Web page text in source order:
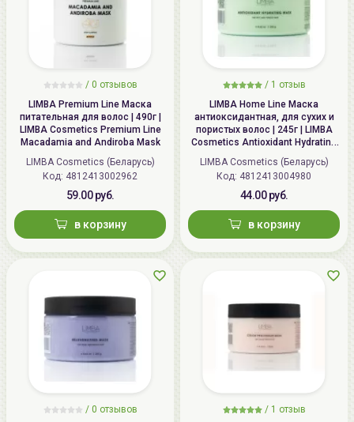
/ 0 отзывов
LIMBA Premium Line Маска
питательная для волос | 490г |
LIMBA Cosmetics Premium Line
Macadamia and Andiroba Mask
LIMBA Cosmetics (Беларусь)
Код: 4812413002962
59.00 руб.
в корзину
/ 1 отзыв
LIMBA Home Line Маска
антиоксидантная, для сухих и
пористых волос | 245г | LIMBA
Cosmetics Antioxidant Hydrating
Mask for dry and porous hair
LIMBA Cosmetics (Беларусь)
Код: 4812413004980
44.00 руб.
в корзину
/ 0 отзывов
/ 1 отзыв